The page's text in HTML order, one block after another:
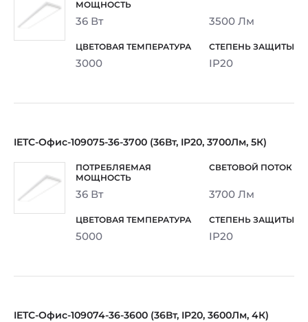
36 Вт 3500 Лм
3000 IP20
IETC-Офис-109075-36-3700 (36Вт, IP20, 3700Лм, 5К)
36 Вт 3700 Лм
5000 IP20
IETC-Офис-109074-36-3600 (36Вт, IP20, 3600Лм, 4К)